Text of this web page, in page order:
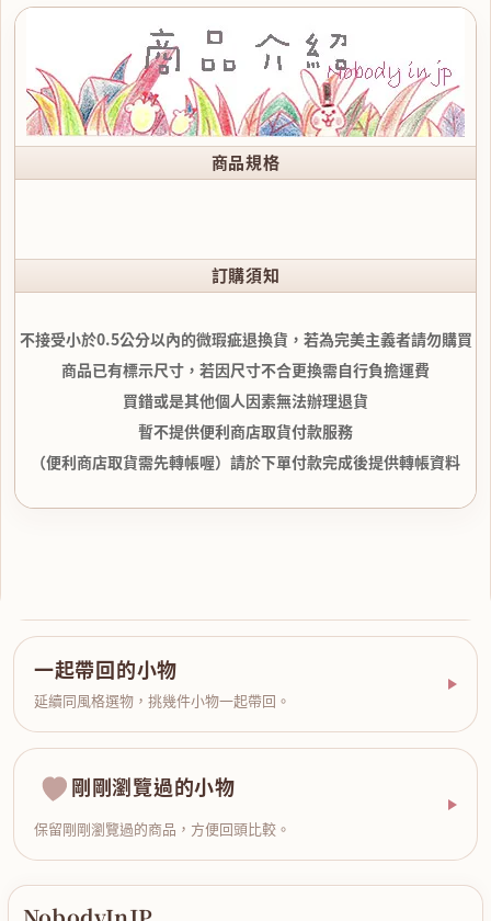
商品規格
訂購須知
不接受小於0.5公分以內的微瑕疵退換貨，若為完美主義者請勿購買
商品已有標示尺寸，若因尺寸不合更換需自行負擔運費
買錯或是其他個人因素無法辦理退貨
暫不提供便利商店取貨付款服務
（便利商店取貨需先轉帳喔）請於下單付款完成後提供轉帳資料
一起帶回的小物
延續同風格選物，挑幾件小物一起帶回。
剛剛瀏覽過的小物
保留剛剛瀏覽過的商品，方便回頭比較。